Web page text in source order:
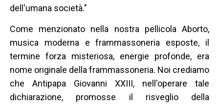
dell'umana società."
Come menzionato nella nostra pellicola Aborto,
musica moderna e frammassoneria esposte, il
termine forza misteriosa, energie profonde, era
nome originale della frammassoneria. Noi crediamo
che Antipapa Giovanni XXIII, nell'operare tale
dichiarazione, promosse il risveglio della